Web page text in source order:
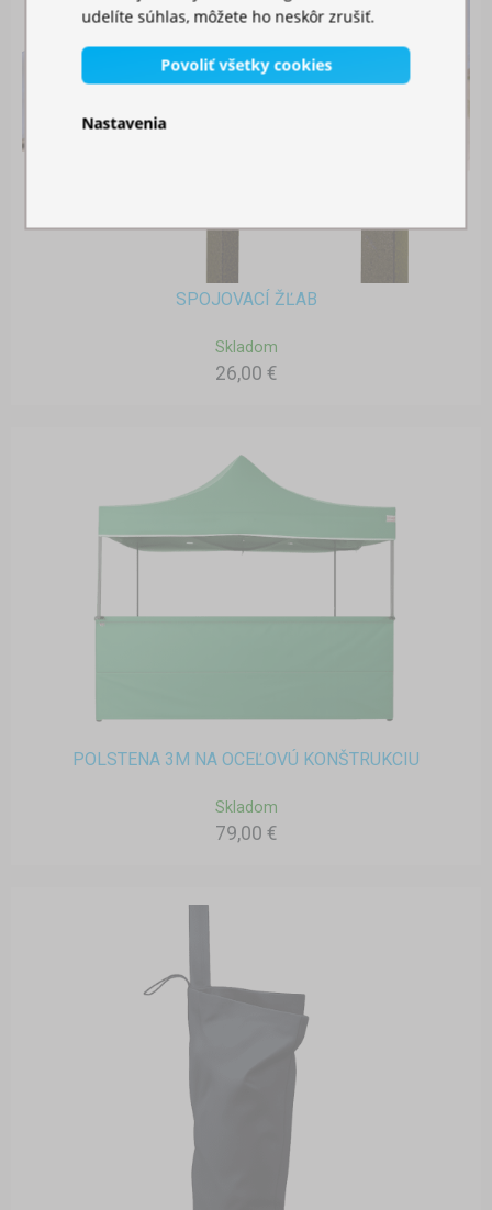
SPOJOVACÍ ŽĽAB
Skladom
26,00 €
POLSTENA 3M NA OCEĽOVÚ KONŠTRUKCIU
Skladom
79,00 €
udelíte súhlas, môžete ho neskôr zrušiť.
Povoliť všetky cookies
Nastavenia